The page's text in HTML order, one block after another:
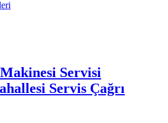
Servisi
Servis Çağrı